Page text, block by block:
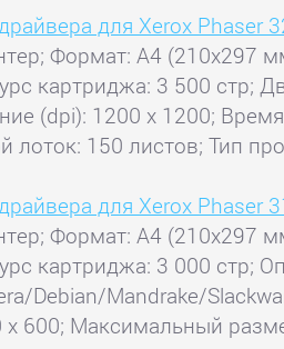
для Xerox Phaser
Формат: A4 (210x297
картриджа: 3 500 стр;
(dpi): 1200 x 1200;
лоток: 150 листов; Тип
для Xerox Phaser
Формат: A4 (210x297
картриджа: 3 000 стр;
Debian/Mandrake/
x 600; Максимальный